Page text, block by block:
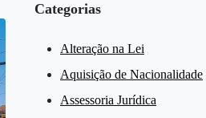
Categorias
Alteração na Lei
Aquisição de Nacionalidade
Assessoria Jurídica